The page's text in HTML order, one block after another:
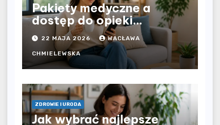
Pakiety medyczne a
dostęp do opieki
zdrowotnej bez
ograniczeń czasowych –
czy prywatna opieka daje
większą swobodę?
22 MAJA 2026 WACŁAWA
CHMIELEWSKA
ZDROWIE I URODA
Jak wybrać najlepsze